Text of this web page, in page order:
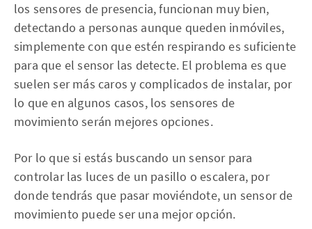
los sensores de presencia, funcionan muy bien,
detectando a personas aunque queden inmóviles,
simplemente con que estén respirando es suficiente
para que el sensor las detecte. El problema es que
suelen ser más caros y complicados de instalar, por
lo que en algunos casos, los sensores de
movimiento serán mejores opciones.
Por lo que si estás buscando un sensor para
controlar las luces de un pasillo o escalera, por
donde tendrás que pasar moviéndote, un sensor de
movimiento puede ser una mejor opción.